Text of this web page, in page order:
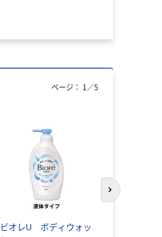
ビオレU ボディウォッ
ページ： 1 ／5
次のスライド